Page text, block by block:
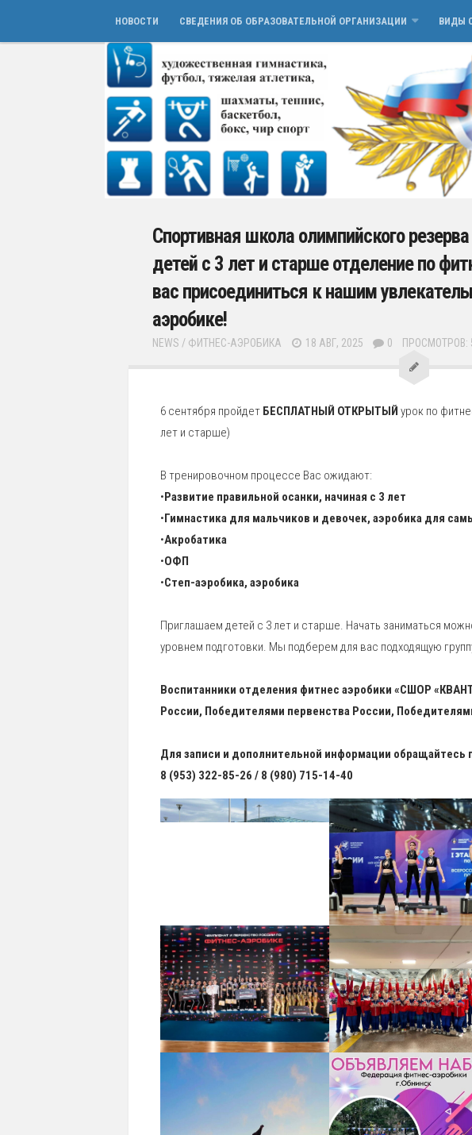
НОВОСТИ СВЕДЕНИЯ ОБ ОБРАЗОВАТЕЛЬНОЙ ОРГАНИЗАЦИИ ВИДЫ
Спортивная школа олимпийского
детей с 3 лет и старше отделение по
вас присоединиться к нашим
аэробике!
NEWS / ФИТНЕС-АЭРОБИКА 18 АВГ, 2025 0 ПРОСМОТРОВ:
6 сентября пройдет БЕСПЛАТНЫЙ ОТКРЫТЫЙ урок по
лет и старше)
В тренировочном процессе Вас ожидают:
•Развитие правильной осанки, начиная с 3 лет
•Гимнастика для мальчиков и девочек, аэробика для
•Акробатика
•ОФП
•Степ-аэробика, аэробика
Приглашаем детей с 3 лет и старше. Начать заниматься
уровнем подготовки. Мы подберем для вас подходящую
Воспитанники отделения фитнес аэробики «СШОР
России, Победителями первенства России,
Для записи и дополнительной информации обращайтесь
8 (953) 322-85-26 / 8 (980) 715-14-40